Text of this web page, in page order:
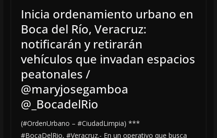
Inicia ordenamiento urbano en
Boca del Río, Veracruz:
notificarán y retirarán
vehículos que invadan espacios
peatonales /
@maryjosegamboa
@_BocadelRio
(#OrdenUrbano – #CiudadLimpia) ***
#BocaDelRio, #Veracruz.- En un operativo que busca